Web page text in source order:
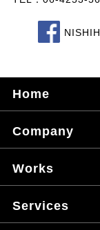
Home
Company
Works
Services